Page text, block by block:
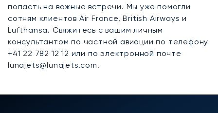
попасть на важные встречи. Мы уже помогли
сотням клиентов Air France, British Airways и
Lufthansa. Свяжитесь с вашим личным
консультантом по частной авиации по телефону
+41 22 782 12 12 или по электронной почте
lunajets@lunajets.com.